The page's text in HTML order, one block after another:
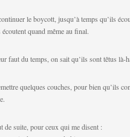
le boycott, jusqu’à temps qu’ils
quand même au final.
faut du temps, on sait qu’ils sont têtus là-
quelques couches, pour bien qu’ils
de suite, pour ceux qui me disent :